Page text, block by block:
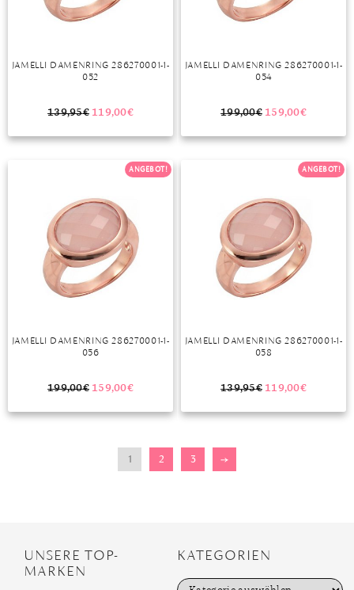
JAMELLI DAMENRING 286270001-1-
052
139,95€ 119,00€
JAMELLI DAMENRING 286270001-1-
054
199,00€ 159,00€
ANGEBOT!
JAMELLI DAMENRING 286270001-1-
056
199,00€ 159,00€
ANGEBOT!
JAMELLI DAMENRING 286270001-1-
058
139,95€ 119,00€
1 2 3 →
UNSERE TOP-
MARKEN
KATEGORIEN
K